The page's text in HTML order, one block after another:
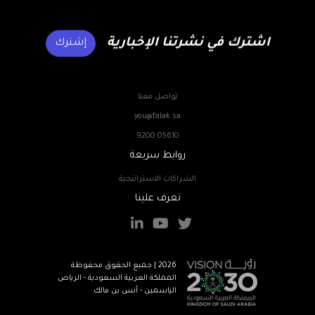
اشترك في نشرتنا الإخبارية إشترك
تواصل معنا
you@falak.sa
9200 05610
روابط سريعة
الشراكات الاستراتيجية
تعرف علينا
2026 | جميع الحقوق محفوظة
المملكة العربية السعودية - الرياض
الياسمين - أنس بن مالك